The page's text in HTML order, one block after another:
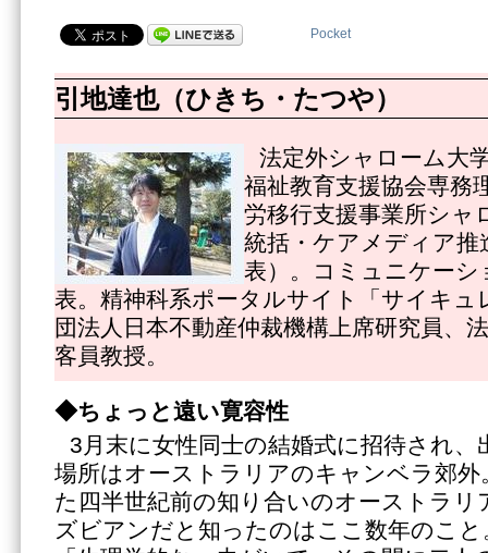
Pocket
引地達也（ひきち・たつや）
法定外シャローム大
福祉教育支援協会専務
労移行支援事業所シャ
統括・ケアメディア
表）。コミュニケーシ
表。精神科系ポータルサイト「サイキュ
団法人日本不動産仲裁機構上席研究員、
客員教授。
◆ちょっと遠い寛容性
3月末に女性同士の結婚式に招待され、
場所はオーストラリアのキャンベラ郊
た四半世紀前の知り合いのオーストラリ
ズビアンだと知ったのはここ数年のこ